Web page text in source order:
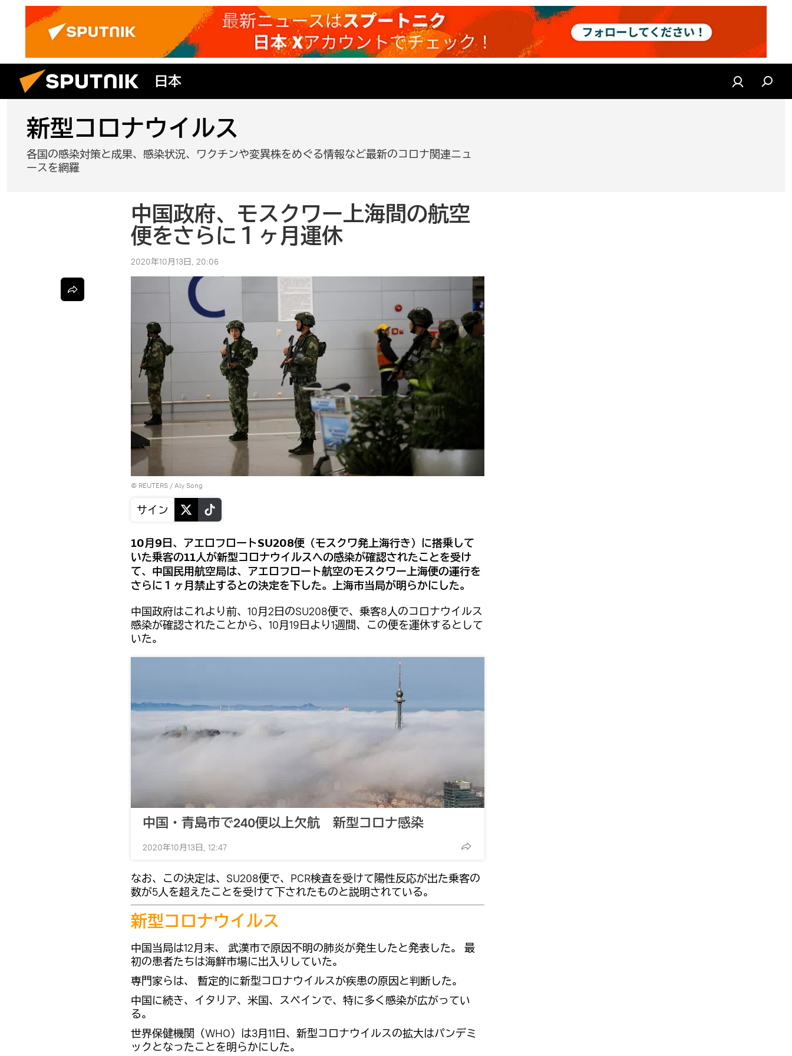
日本
新型コロナウイルス
各国の感染対策と成果、感染状況、ワクチンや変異株をめぐる情報など最新のコロナ関連ニュ
ースを網羅
中国政府、モスクワー上海間の航空
便をさらに１ヶ月運休
2020年10月13日, 20:06
© REUTERS / Aly Song
サイン
10月9日、アエロフロートSU208便（モスクワ発上海行き）に搭乗して
いた乗客の11人が新型コロナウイルスへの感染が確認されたことを受け
て、中国民用航空局は、アエロフロート航空のモスクワー上海便の運行を
さらに１ヶ月禁止するとの決定を下した。上海市当局が明らかにした。
中国政府はこれより前、10月2日のSU208便で、乗客8人のコロナウイルス
感染が確認されたことから、10月19日より1週間、この便を運休するとして
いた。
中国・青島市で240便以上欠航 新型コロナ感染
2020年10月13日, 12:47
なお、この決定は、SU208便で、PCR検査を受けて陽性反応が出た乗客の
数が5人を超えたことを受けて下されたものと説明されている。
新型コロナウイルス
中国当局は12月末、 武漢市で原因不明の肺炎が発生したと発表した。 最
初の患者たちは海鮮市場に出入りしていた。
専門家らは、 暫定的に新型コロナウイルスが疾患の原因と判断した。
中国に続き、イタリア、米国、スペインで、特に多く感染が広がってい
る。
世界保健機関（WHO）は3月11日、新型コロナウイルスの拡大はパンデミ
ックとなったことを明らかにした。